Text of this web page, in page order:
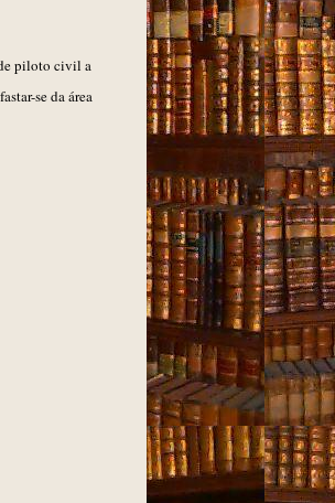
piloto civil a
se da área